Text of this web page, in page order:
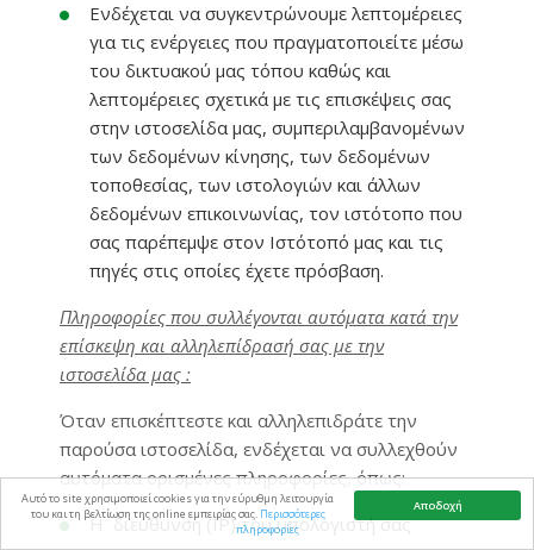
Αποδοχή
Αυτό το site χρησιμοποιεί cookies για την εύρυθμη λειτουργία
του και τη βελτίωση της online εμπειρίας σας. Περισσότερες
πληροφορίες
Ενδέχεται να συγκεντρώνουμε λεπτομέρειες
για τις ενέργειες που πραγματοποιείτε μέσω
του δικτυακού μας τόπου καθώς και
λεπτομέρειες σχετικά με τις επισκέψεις σας
στην ιστοσελίδα μας, συμπεριλαμβανομένων
των δεδομένων κίνησης, των δεδομένων
τοποθεσίας, των ιστολογιών και άλλων
δεδομένων επικοινωνίας, τον ιστότοπο που
σας παρέπεμψε στον Ιστότοπό μας και τις
πηγές στις οποίες έχετε πρόσβαση.
Πληροφορίες που συλλέγονται αυτόματα κατά την
επίσκεψη και αλληλεπίδρασή σας με την
ιστοσελίδα μας :
Όταν επισκέπτεστε και αλληλεπιδράτε την
παρούσα ιστοσελίδα, ενδέχεται να συλλεχθούν
αυτόματα ορισμένες πληροφορίες, όπως:
Η διεύθυνση (ΙΡ) του υπολογιστή σας